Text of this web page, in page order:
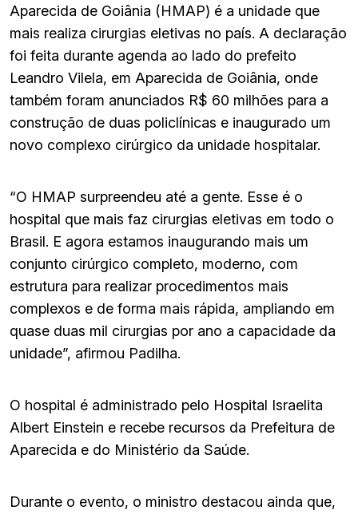
Aparecida de Goiânia (HMAP) é a unidade que
mais realiza cirurgias eletivas no país. A declaração
foi feita durante agenda ao lado do prefeito
Leandro Vilela, em Aparecida de Goiânia, onde
também foram anunciados R$ 60 milhões para a
construção de duas policlínicas e inaugurado um
novo complexo cirúrgico da unidade hospitalar.
“O HMAP surpreendeu até a gente. Esse é o
hospital que mais faz cirurgias eletivas em todo o
Brasil. E agora estamos inaugurando mais um
conjunto cirúrgico completo, moderno, com
estrutura para realizar procedimentos mais
complexos e de forma mais rápida, ampliando em
quase duas mil cirurgias por ano a capacidade da
unidade”, afirmou Padilha.
O hospital é administrado pelo Hospital Israelita
Albert Einstein e recebe recursos da Prefeitura de
Aparecida e do Ministério da Saúde.
Durante o evento, o ministro destacou ainda que,